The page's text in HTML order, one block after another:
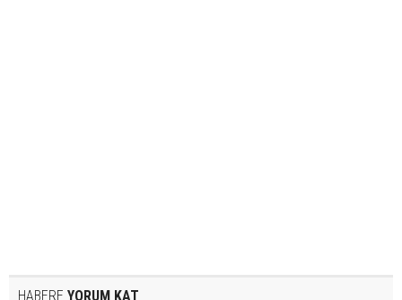
HABERE YORUM KAT